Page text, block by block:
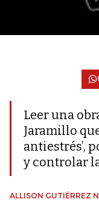
Leer una
Jaramillo
antiestrés’,
y controlar
ALLISON GUTIÉRREZ